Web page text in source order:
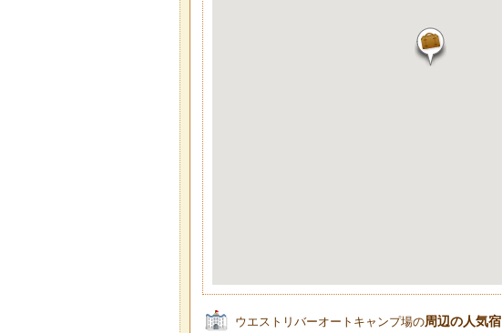
ウエストリバーオートキャンプ場の周辺の人気宿